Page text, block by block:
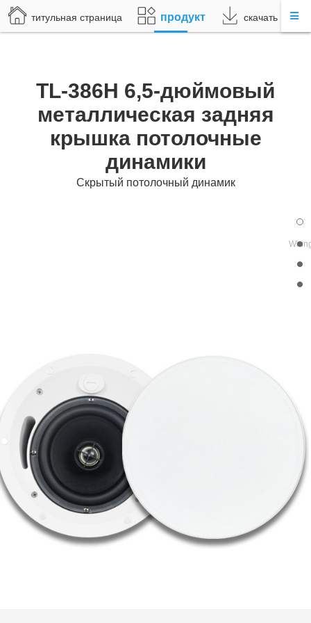
титульная страница продукт скачать
TL-386H 6,5-дюймовый
металлическая задняя
крышка потолочные
динамики
Скрытый потолочный динамик